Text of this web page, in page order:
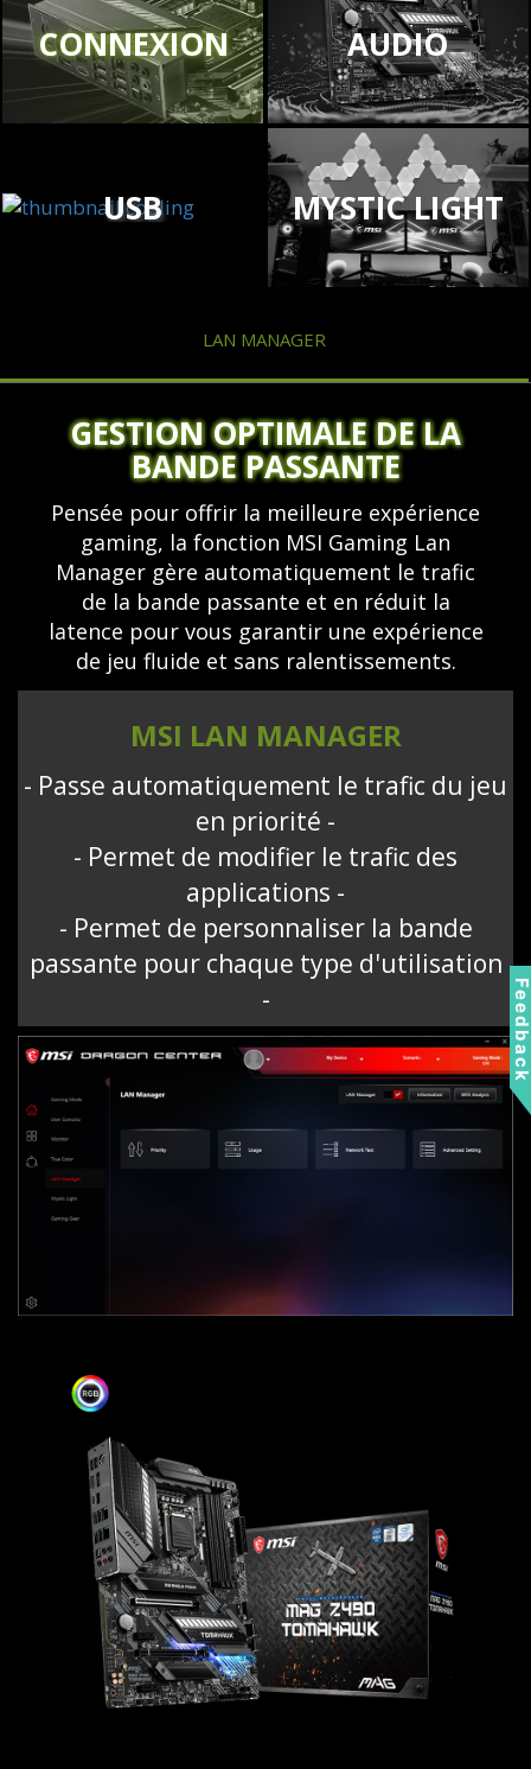
CONNEXION AUDIO
USB MYSTIC LIGHT
LAN MANAGER
GESTION OPTIMALE DE LA
BANDE PASSANTE
Pensée pour offrir la meilleure expérience
gaming, la fonction MSI Gaming Lan
Manager gère automatiquement le trafic
de la bande passante et en réduit la
latence pour vous garantir une expérience
de jeu fluide et sans ralentissements.
MSI LAN MANAGER
- Passe automatiquement le trafic du jeu
en priorité -
- Permet de modifier le trafic des
applications -
- Permet de personnaliser la bande
passante pour chaque type d'utilisation
-